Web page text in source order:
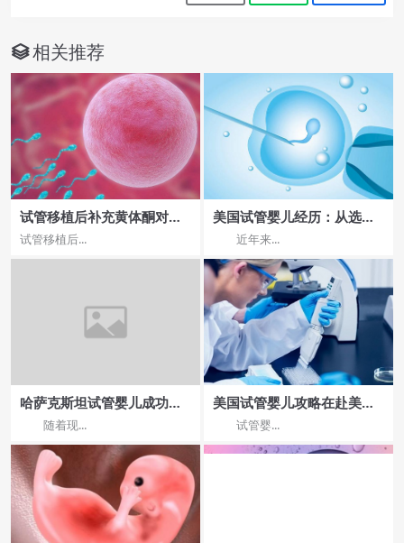
相关推荐
试管移植后补充黄体酮对胚
胎的重要性有哪些？
试管移植后...
美国试管婴儿经历：从选择
医院到怀孕成功的全程分享
近年来...
哈萨克斯坦试管婴儿成功率
与医院资质分析
随着现...
美国试管婴儿攻略在赴美前
要注意什么
试管婴...